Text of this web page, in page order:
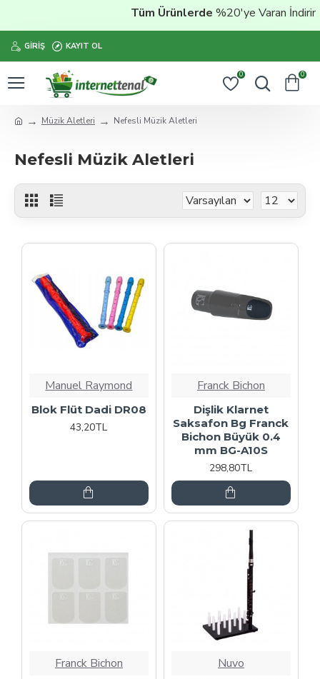
Tüm Ürünlerde%20'ye Varan İndirim
GIRIŞ KAYIT OL
0 0
Müzik Aletleri Nefesli Müzik Aletleri
Nefesli Müzik Aletleri
Manuel Raymond
Blok Flüt Dadi DR08
43,20TL
Franck Bichon
Dişlik Klarnet
Saksafon Bg Franck
Bichon Büyük 0.4
mm BG-A10S
298,80TL
Franck Bichon Nuvo